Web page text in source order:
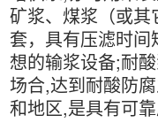
矿浆、煤浆（或
套，具有压滤时
想的输浆设备;耐
场合,达到耐酸防
和地区,是具有可